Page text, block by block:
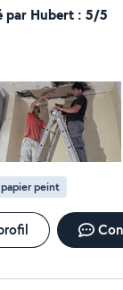
par Hubert : 5/5
papier peint